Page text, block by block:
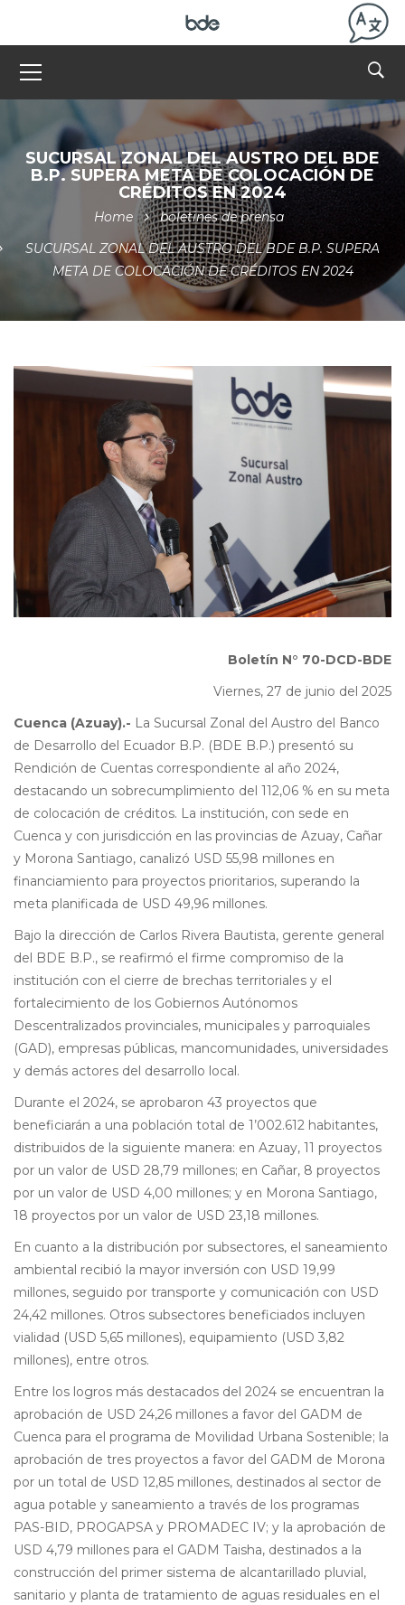
SUCURSAL ZONAL DEL AUSTRO DEL BDE
B.P. SUPERA META DE COLOCACIÓN DE
CRÉDITOS EN 2024
Home
boletines de prensa
SUCURSAL ZONAL DEL AUSTRO DEL BDE B.P. SUPERA
META DE COLOCACIÓN DE CRÉDITOS EN 2024
Boletín N° 70-DCD-BDE
Viernes, 27 de junio del 2025
Cuenca (Azuay).- La Sucursal Zonal del Austro del Banco
de Desarrollo del Ecuador B.P. (BDE B.P.) presentó su
Rendición de Cuentas correspondiente al año 2024,
destacando un sobrecumplimiento del 112,06 % en su meta
de colocación de créditos. La institución, con sede en
Cuenca y con jurisdicción en las provincias de Azuay, Cañar
y Morona Santiago, canalizó USD 55,98 millones en
financiamiento para proyectos prioritarios, superando la
meta planificada de USD 49,96 millones.
Bajo la dirección de Carlos Rivera Bautista, gerente general
del BDE B.P., se reafirmó el firme compromiso de la
institución con el cierre de brechas territoriales y el
fortalecimiento de los Gobiernos Autónomos
Descentralizados provinciales, municipales y parroquiales
(GAD), empresas públicas, mancomunidades, universidades
y demás actores del desarrollo local.
Durante el 2024, se aprobaron 43 proyectos que
beneficiarán a una población total de 1’002.612 habitantes,
distribuidos de la siguiente manera: en Azuay, 11 proyectos
por un valor de USD 28,79 millones; en Cañar, 8 proyectos
por un valor de USD 4,00 millones; y en Morona Santiago,
18 proyectos por un valor de USD 23,18 millones.
En cuanto a la distribución por subsectores, el saneamiento
ambiental recibió la mayor inversión con USD 19,99
millones, seguido por transporte y comunicación con USD
24,42 millones. Otros subsectores beneficiados incluyen
vialidad (USD 5,65 millones), equipamiento (USD 3,82
millones), entre otros.
Entre los logros más destacados del 2024 se encuentran la
aprobación de USD 24,26 millones a favor del GADM de
Cuenca para el programa de Movilidad Urbana Sostenible; la
aprobación de tres proyectos a favor del GADM de Morona
por un total de USD 12,85 millones, destinados al sector de
agua potable y saneamiento a través de los programas
PAS-BID, PROGAPSA y PROMADEC IV; y la aprobación de
USD 4,79 millones para el GADM Taisha, destinados a la
construcción del primer sistema de alcantarillado pluvial,
sanitario y planta de tratamiento de aguas residuales en el